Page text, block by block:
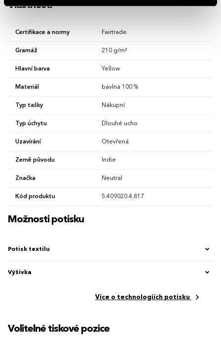
Vlastnosti
Certifikace a normy Fairtrade
Gramáž 210 g/m²
Hlavní barva Yellow
Materiál bavlna 100 %
Typ tašky Nákupní
Typ úchytu Dlouhé ucho
Uzavírání Otevřená
Země původu Indie
Značka Neutral
Kód produktu 5.409020.4.817
Možnosti potisku
Potisk textilu
Výšivka
Více o technologiích potisku
Volitelné tiskové pozice